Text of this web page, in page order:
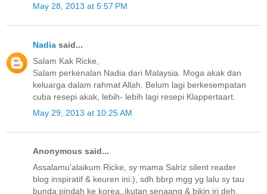
May 28, 2013 at 5:57 PM
Nadia said...
Salam Kak Ricke,
Salam perkenalan Nadia dari Malaysia. Moga akak dan
keluarga dalam rahmat Allah. Belum lagi berkesempatan
cuba resepi akak, lebih- lebih lagi resepi Klappertaart.
May 29, 2013 at 10:25 AM
Anonymous said...
Assalamu'alaikum Ricke, sy mama Salriz silent reader
blog inspiratif & keuren ini:), sdh bbrp mgg yg lalu sy tau
bunda pindah ke korea..ikutan senaang & bikin iri deh,